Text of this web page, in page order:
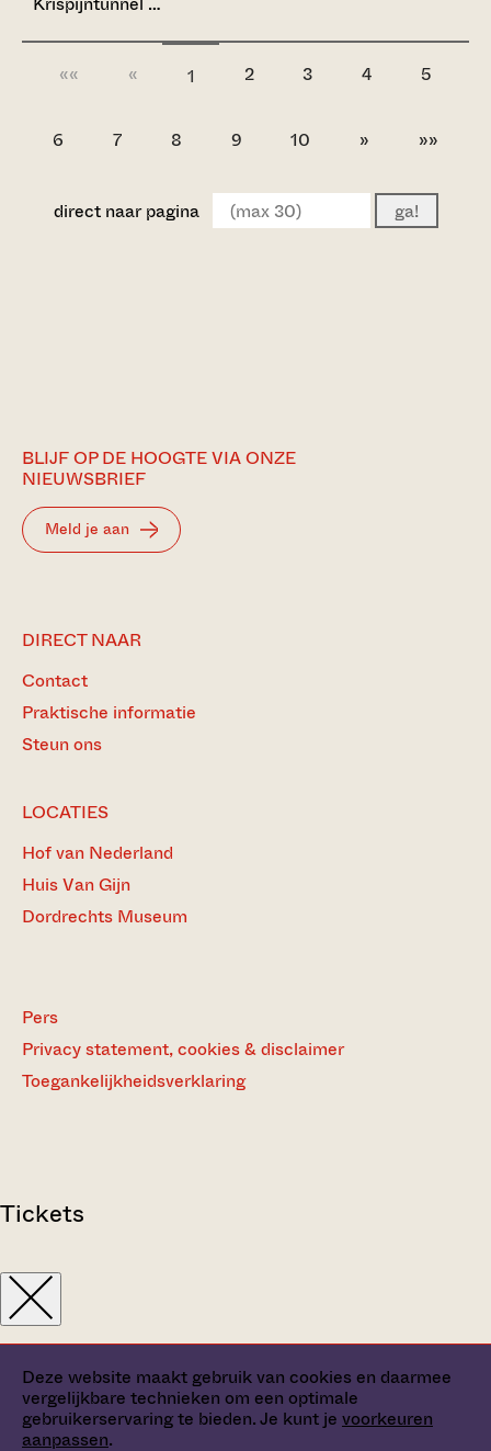
Deze website maakt gebruik van cookies en daarmee
vergelijkbare technieken om een optimale
gebruikerservaring te bieden. Je kunt je voorkeuren
aanpassen.
«« « 1 2 3 4 5
6 7 8 9 10 » »»
direct naar pagina ga!
BLIJF OP DE HOOGTE VIA ONZE
NIEUWSBRIEF
Meld je aan
DIRECT NAAR
Contact
Praktische informatie
Steun ons
LOCATIES
Hof van Nederland
Huis Van Gijn
Dordrechts Museum
Pers
Privacy statement, cookies & disclaimer
Toegankelijkheidsverklaring
Tickets